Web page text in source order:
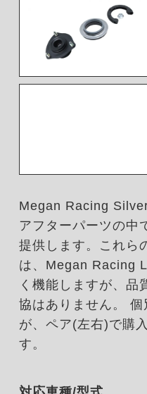
Megan Racing
アフターパーツの中
提供します。これら
は、Megan Racing
く機能しますが、品
協はありません。
が、ペア(左右)で購
す。